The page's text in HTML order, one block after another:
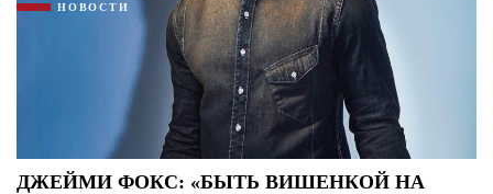
НОВОСТИ
ДЖЕЙМИ ФОКС: «БЫТЬ ВИШЕНКОЙ НА